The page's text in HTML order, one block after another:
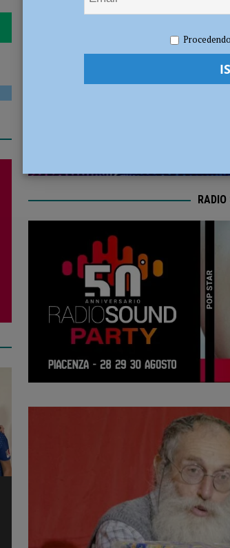
è tutto pronto per la nuova stagione 2026/
Redazione FG